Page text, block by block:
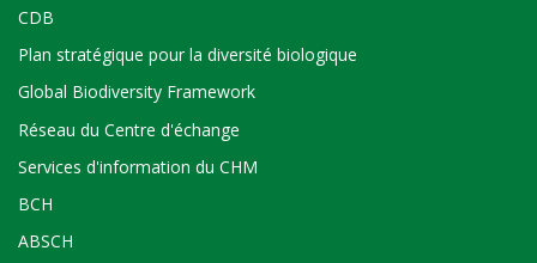
CDB
Plan stratégique pour la diversité biologique
Global Biodiversity Framework
Réseau du Centre d'échange
Services d'information du CHM
BCH
ABSCH